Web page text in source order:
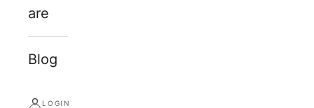
are
Blog
LOGIN